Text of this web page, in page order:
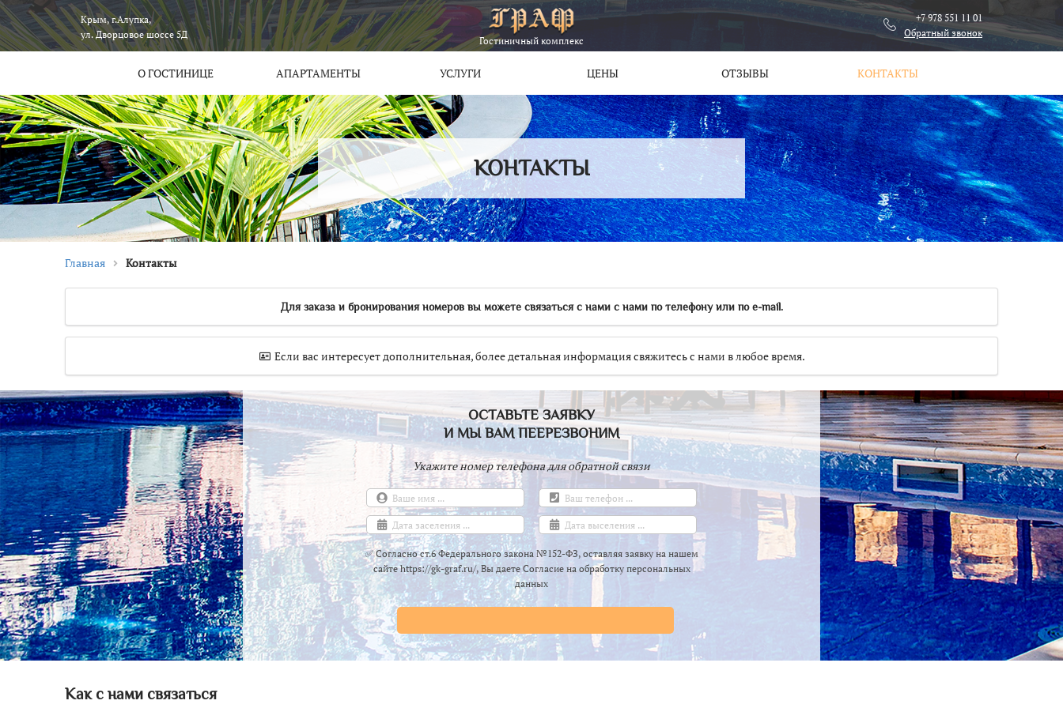
Крым, г.Алупка,
ул. Дворцовое шоссе 5Д
Гостиничный комплекс
+7 978 551 11 01
Обратный звонок
О ГОСТИНИЦЕ АПАРТАМЕНТЫ УСЛУГИ ЦЕНЫ ОТЗЫВЫ КОНТАКТЫ
КОНТАКТЫ
Главная Контакты
Для заказа и бронирования номеров вы можете связаться с нами с нами по телефону или по e-mail.
Если вас интересует дополнительная, более детальная информация свяжитесь с нами в любое время.
ОСТАВЬТЕ ЗАЯВКУ
И МЫ ВАМ ПЕЕРЕЗВОНИМ
Укажите номер телефона для обратной связи
✅ Согласно ст.6 Федерального закона №152-ФЗ, оставляя заявку на нашем
сайте https://gk-graf.ru/, Вы даете Согласие на обработку персональных
данных
Как с нами связаться